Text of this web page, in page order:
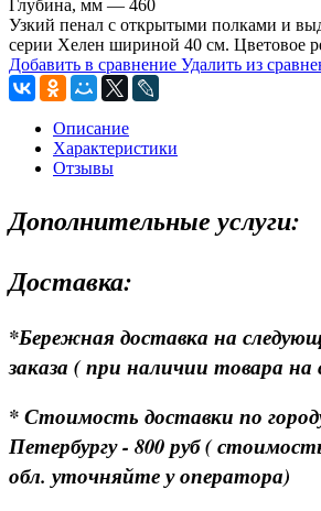
Глубина, мм — 460
Узкий пенал с открытыми полками и
серии Хелен шириной 40 см. Цветовое
Добавить в сравнение Удалить из
Описание
Характеристики
Отзывы
Дополнительные услуги:
Доставка:
*Бережная доставка на
заказа ( при наличии товара на
* Стоимость доставки по
Петербургу - 800 руб (
обл. уточняйте у оператора)